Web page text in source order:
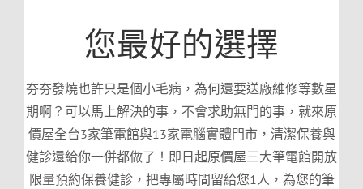
您最好的選擇
夯夯發燒也許只是個小毛病，為何還要送廠維修等數星
期啊？可以馬上解決的事，不會求助無門的事，就來原
價屋全台3家筆電館與13家電腦實體門市，清潔保養與
健診還給你一併都做了！即日起原價屋三大筆電館開放
限量預約保養健診，把專屬時間留給您1人，為您的筆